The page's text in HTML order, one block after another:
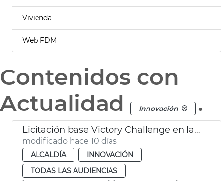
Vivienda
Web FDM
Contenidos con
Actualidad
Innovación .
Licitación base Victory Challenge en la Marina de València
modificado hace 10 días
ALCALDÍA
INNOVACIÓN
TODAS LAS AUDIENCIAS